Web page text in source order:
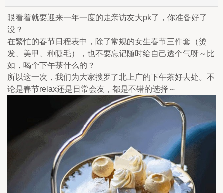
眼看着就要迎来一年一度的走亲访友大pk了，你准备好了
没？
在繁忙的春节日程表中，除了常规的女生春节三件套（烫
发、美甲、种睫毛），也不要忘记随时给自己透个气呀～比
如，喝个下午茶什么的？
所以这一次，我们为大家搜罗了北上广的下午茶好去处。不
论是春节relax还是日常会友，都是不错的选择～